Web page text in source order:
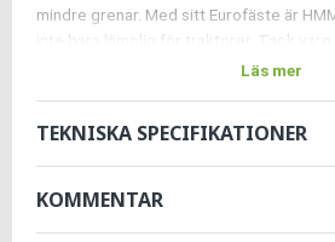
mindre grenar. Med sitt Eurofäste är
inte bara lämplig för traktorer. Tack vare
drivenheten kan denna gräsklippare
hammarslagor strimlar klipporna till ett
högt gräs, buskigt eller halm är inga
gräsklippare! Det spiralformade
Läs mer
TEKNISKA SPECIFIKATIONER
KOMMENTAR